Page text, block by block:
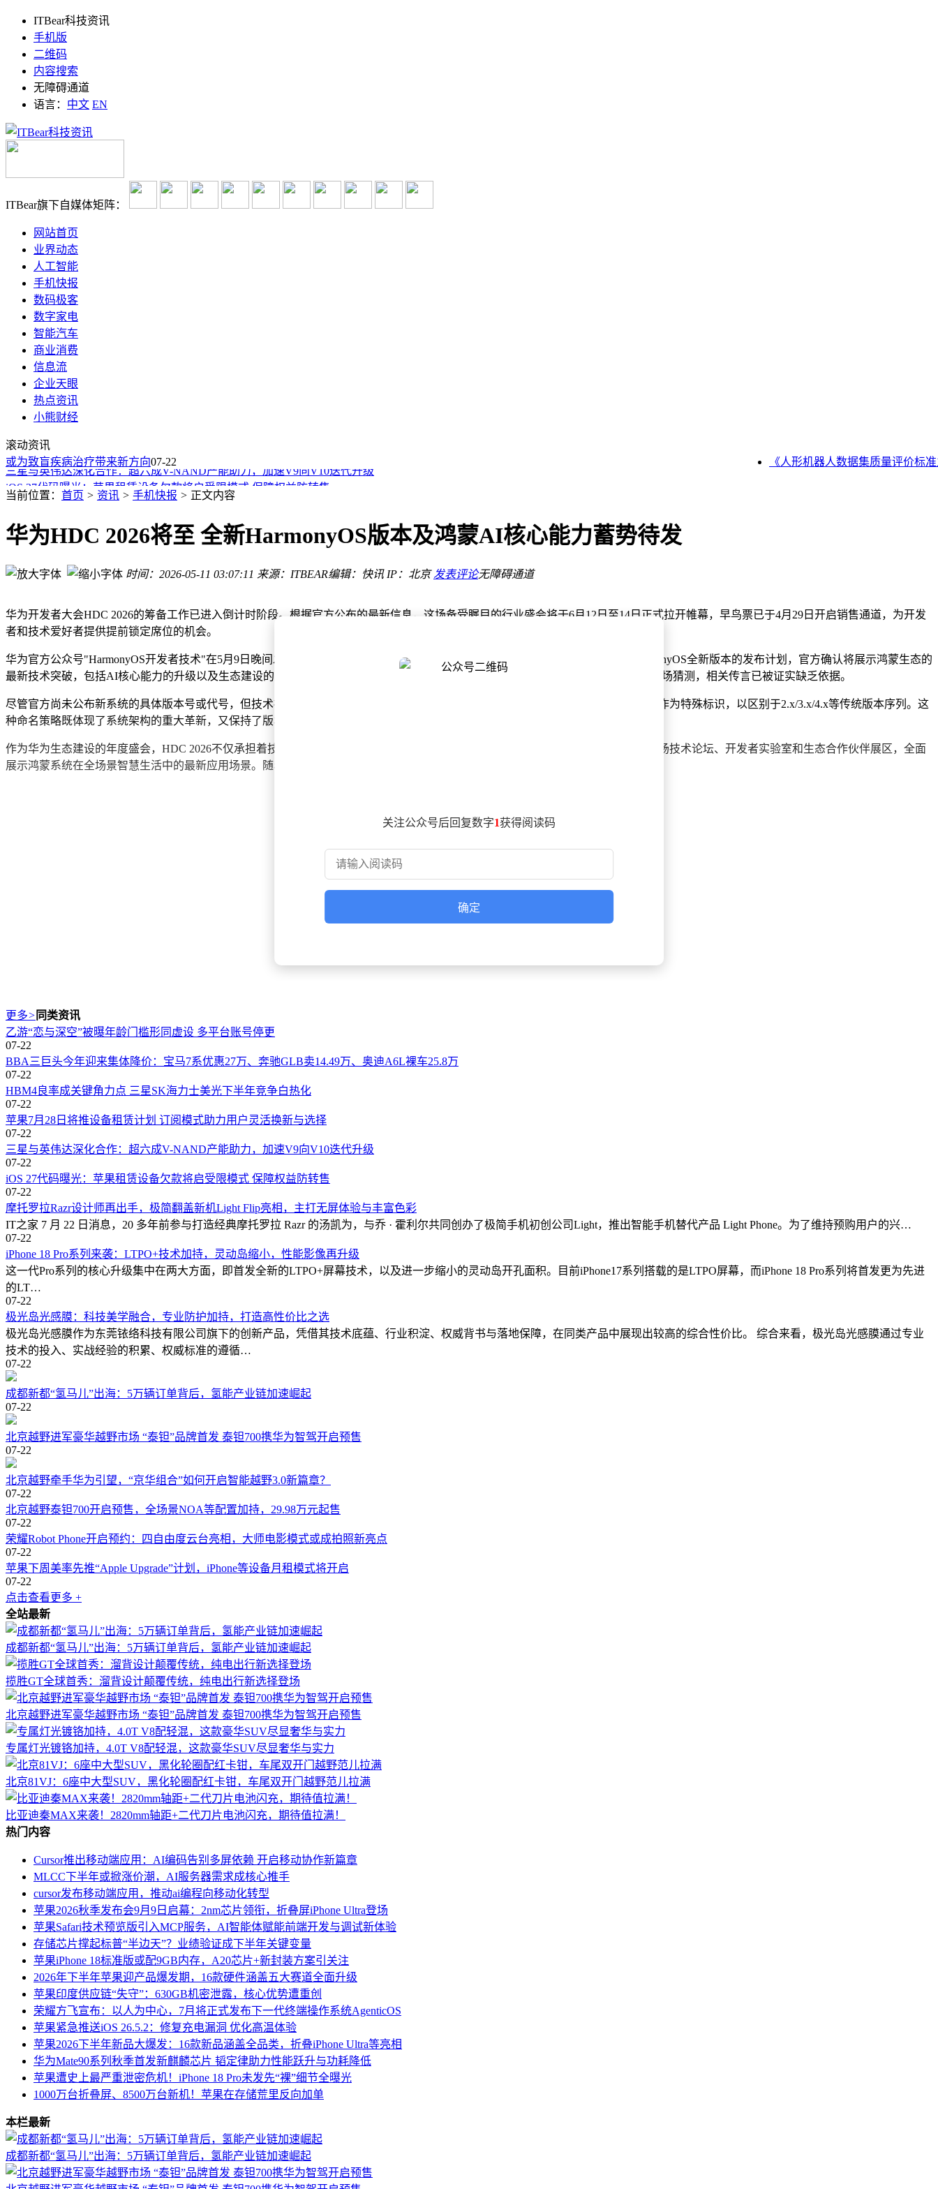
ITBear科技资讯
手机版
二维码
内容搜索
无障碍通道
语言： 中文 EN
ITBear旗下自媒体矩阵：
网站首页
业界动态
人工智能
手机快报
数码极客
数字家电
智能汽车
商业消费
信息流
企业天眼
热点资讯
小熊财经
滚动资讯
为致盲疾病治疗带来新方向07-22 《人形机器人数据集质量评价标准
北京越野牵手华为引望，“京华组合”如何开启智能越野3.0新篇章？
苹果7月28日将推设备租赁计划 订阅模式助力用户灵活换新与选择
三星与英伟达深化合作：超六成V-NAND产能助力，加速V9向V10迭代升级
iOS 27代码曝光：苹果租赁设备欠款将启受限模式 保障权益防转售
摩托罗拉Razr设计师再出手，极简翻盖新机Light Flip亮相，主打无屏体验与丰富色彩
极光岛光感膜：科技美学融合，专业防护加持，打造高性价比之选
成都新都“氢马儿”出海：5万辆订单背后，氢能产业链加速崛起
北京越野进军豪华越野市场 “泰钽”品牌首发 泰钽700携华为智驾开启预售
北京越野牵手华为引望，“京华组合”如何开启智能越野3.0新篇章？
当前位置： 首页 > 资讯 > 手机快报 > 正文内容
华为HDC 2026将至 全新HarmonyOS版本及鸿蒙AI核心能力蓄势待发
时间：2026-05-11 03:07:11 来源：ITBEAR编辑：快讯 IP：北京 发表评论无障碍通道
华为开发者大会HDC 2026的筹备工作已进入倒计时阶段。根据官方公布的最新信息，这场备受瞩目的行业盛会将于6月12日至14日正式拉开帷幕，早鸟票已于4月29日开启销售通道，为开发
者和技术爱好者提供提前锁定席位的机会。
华为官方公众号"HarmonyOS开发者技术"在5月9日晚间发布的推文中，详细披露了本次大会的核心议程。其中最引人注目的当属HarmonyOS全新版本的发布计划，官方确认将展示鸿蒙生态的
最新技术突破，包括AI核心能力的升级以及生态建设的重要成果。这一消息直接回应了此前关于"华为今年不会发布HarmonyOS 7"的市场猜测，相关传言已被证实缺乏依据。
尽管官方尚未公布新系统的具体版本号或代号，但技术社区已展开热烈讨论。参考过往经验，HarmonyOS 5在发布初期曾采用"NEXT"作为特殊标识，以区别于2.x/3.x/4.x等传统版本序列。这
种命名策略既体现了系统架构的重大革新，又保持了版本演进的连续性，因此新版本是否会沿用类似命名方式成为关注焦点。
作为华为生态建设的年度盛会，HDC 2026不仅承担着技术发布的使命，更将成为全球开发者交流的重要平台。大会期间预计将设置多场技术论坛、开发者实验室和生态合作伙伴展区，全面
展示鸿蒙系统在全场景智慧生活中的最新应用场景。随着开幕日期的临近，更多详细议程和嘉宾信息有望逐步揭晓。
关注公众号后回复数字1获得阅读码
确定
更多> 同类资讯
乙游“恋与深空”被曝年龄门槛形同虚设 多平台账号停更
07-22
BBA三巨头今年迎来集体降价：宝马7系优惠27万、奔驰GLB卖14.49万、奥迪A6L裸车25.8万
07-22
HBM4良率成关键角力点 三星SK海力士美光下半年竞争白热化
07-22
苹果7月28日将推设备租赁计划 订阅模式助力用户灵活换新与选择
07-22
三星与英伟达深化合作：超六成V-NAND产能助力，加速V9向V10迭代升级
07-22
iOS 27代码曝光：苹果租赁设备欠款将启受限模式 保障权益防转售
07-22
摩托罗拉Razr设计师再出手，极简翻盖新机Light Flip亮相，主打无屏体验与丰富色彩
IT之家 7 月 22 日消息，20 多年前参与打造经典摩托罗拉 Razr 的汤凯为，与乔 · 霍利尔共同创办了极简手机初创公司Light，推出智能手机替代产品 Light Phone。为了维持预购用户的兴…
07-22
iPhone 18 Pro系列来袭：LTPO+技术加持，灵动岛缩小，性能影像再升级
这一代Pro系列的核心升级集中在两大方面，即首发全新的LTPO+屏幕技术，以及进一步缩小的灵动岛开孔面积。目前iPhone17系列搭载的是LTPO屏幕，而iPhone 18 Pro系列将首发更为先进
的LT…
07-22
极光岛光感膜：科技美学融合，专业防护加持，打造高性价比之选
极光岛光感膜作为东莞铱络科技有限公司旗下的创新产品，凭借其技术底蕴、行业积淀、权威背书与落地保障，在同类产品中展现出较高的综合性价比。 综合来看，极光岛光感膜通过专业
技术的投入、实战经验的积累、权威标准的遵循…
07-22
成都新都“氢马儿”出海：5万辆订单背后，氢能产业链加速崛起
07-22
北京越野进军豪华越野市场 “泰钽”品牌首发 泰钽700携华为智驾开启预售
07-22
北京越野牵手华为引望，“京华组合”如何开启智能越野3.0新篇章？
07-22
北京越野泰钽700开启预售，全场景NOA等配置加持，29.98万元起售
07-22
荣耀Robot Phone开启预约：四自由度云台亮相，大师电影模式或成拍照新亮点
07-22
苹果下周美率先推“Apple Upgrade”计划，iPhone等设备月租模式将开启
07-22
点击查看更多 +
全站最新
成都新都“氢马儿”出海：5万辆订单背后，氢能产业链加速崛起
揽胜GT全球首秀：溜背设计颠覆传统，纯电出行新选择登场
北京越野进军豪华越野市场 “泰钽”品牌首发 泰钽700携华为智驾开启预售
专属灯光镀铬加持，4.0T V8配轻混，这款豪华SUV尽显奢华与实力
北京81VJ：6座中大型SUV，黑化轮圈配红卡钳，车尾双开门越野范儿拉满
比亚迪秦MAX来袭！2820mm轴距+二代刀片电池闪充，期待值拉满！
热门内容
Cursor推出移动端应用：AI编码告别多屏依赖 开启移动协作新篇章
MLCC下半年或掀涨价潮，AI服务器需求成核心推手
cursor发布移动端应用，推动ai编程向移动化转型
苹果2026秋季发布会9月9日启幕：2nm芯片领衔，折叠屏iPhone Ultra登场
苹果Safari技术预览版引入MCP服务，AI智能体赋能前端开发与调试新体验
存储芯片撑起标普“半边天”？业绩验证成下半年关键变量
苹果iPhone 18标准版或配9GB内存，A20芯片+新封装方案引关注
2026年下半年苹果迎产品爆发期，16款硬件涵盖五大赛道全面升级
苹果印度供应链“失守”：630GB机密泄露，核心优势遭重创
荣耀方飞宣布：以人为中心，7月将正式发布下一代终端操作系统AgenticOS
苹果紧急推送iOS 26.5.2：修复充电漏洞 优化高温体验
苹果2026下半年新品大爆发：16款新品涵盖全品类，折叠iPhone Ultra等亮相
华为Mate90系列秋季首发新麒麟芯片 韬定律助力性能跃升与功耗降低
苹果遭史上最严重泄密危机！iPhone 18 Pro未发先“裸”细节全曝光
1000万台折叠屏、8500万台新机！苹果在存储荒里反向加单
本栏最新
成都新都“氢马儿”出海：5万辆订单背后，氢能产业链加速崛起